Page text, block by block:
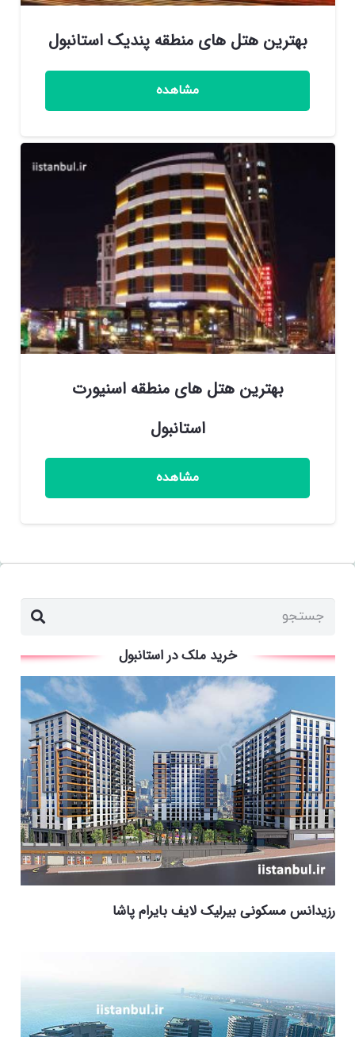
بهترین هتل های منطقه پندیک استانبول
مشاهده
بهترین هتل های منطقه اسنیورت
استانبول
مشاهده
خرید ملک در استانبول
رزیدانس مسکونی بیرلیک لایف بایرام پاشا